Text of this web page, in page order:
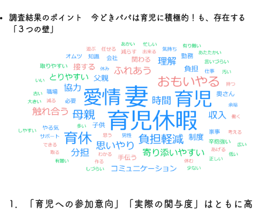
調査結果のポイント 今どきパパは育児に積極的！も、存在する
「３つの壁」
1．「育児への参加意向」「実際の関与度」はともに高